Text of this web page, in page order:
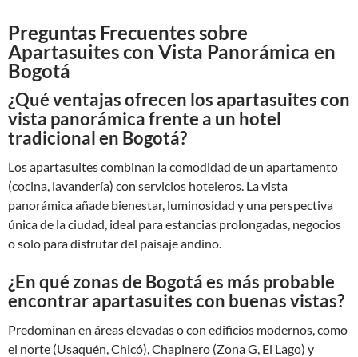
Preguntas Frecuentes sobre
Apartasuites con Vista Panorámica en
Bogotá
¿Qué ventajas ofrecen los apartasuites con
vista panorámica frente a un hotel
tradicional en Bogotá?
Los apartasuites combinan la comodidad de un apartamento
(cocina, lavandería) con servicios hoteleros. La vista
panorámica añade bienestar, luminosidad y una perspectiva
única de la ciudad, ideal para estancias prolongadas, negocios
o solo para disfrutar del paisaje andino.
¿En qué zonas de Bogotá es más probable
encontrar apartasuites con buenas vistas?
Predominan en áreas elevadas o con edificios modernos, como
el norte (Usaquén, Chicó), Chapinero (Zona G, El Lago) y